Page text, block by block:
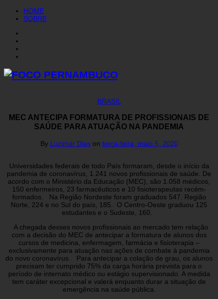
HOME
SOBRE
BRASIL
MEC ANTECIPA FORMATURA DE PROFISSIONAIS DE
SAÚDE PARA ATUAÇÃO NA PANDEMIA
By Luzimar Dias on terça-feira, maio 5, 2020
Universidades federais de todo País formaram, desde o início da
pandemia de coronavírus, 1.241 novos profissionais de saúde. De
acordo com o Ministério da Educação (MEC), são 1.058 médicos,
150 enfermeiros, 23 farmacêuticos e 10 fisioterapeutas recém-
formados. Na Região Nordeste foram graduados 547. Região
Norte, 224 e no Sul do país, 185. O Centro-Oeste graduou 125
estudantes e o Sudeste, 160.
A chegada desses novos profissionais ao mercado tem relação
com a decisão do MEC de antecipar a formatura de alunos dos
cursos de medicina, enfermagem, farmácia e fisioterapia –
exclusivamente para atuação nas ações de combate à pandemia
do novo coronavírus. Para antecipar a colação de grau, os alunos
precisam ter cumprido 75% da carga horária prevista para o
período de internato médico ou estágio supervisionado. A medida
tem caráter excepcional e valerá enquanto durar a situação de
emergência na saúde pública.